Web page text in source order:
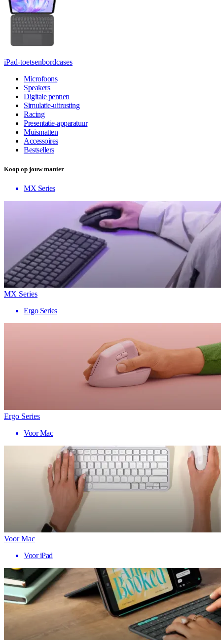
iPad-toetsenbordcases
Microfoons
Speakers
Digitale pennen
Simulatie-uitrusting
Racing
Presentatie-apparatuur
Muismatten
Accessoires
Bestsellers
Koop op jouw manier
MX Series
MX Series
Ergo Series
Ergo Series
Voor Mac
Voor Mac
Voor iPad